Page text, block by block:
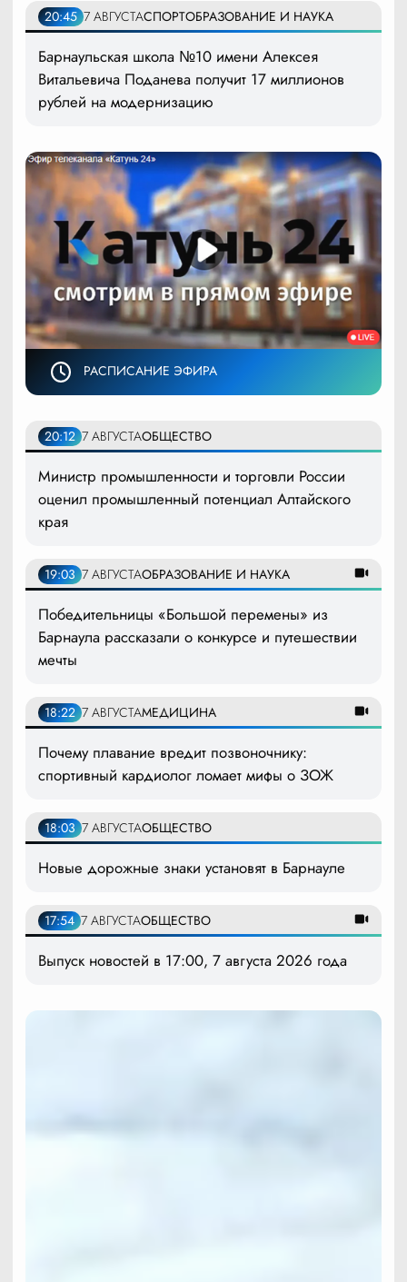
20:45 7 АВГУСТАСПОРТОБРАЗОВАНИЕ И НАУКА
Барнаульская школа №10 имени Алексея
Витальевича Поданева получит 17 миллионов
рублей на модернизацию
РАСПИСАНИЕ ЭФИРА
20:12 7 АВГУСТАОБЩЕСТВО
Министр промышленности и торговли России
оценил промышленный потенциал Алтайского
края
19:03 7 АВГУСТАОБРАЗОВАНИЕ И НАУКА
Победительницы «Большой перемены» из
Барнаула рассказали о конкурсе и путешествии
мечты
18:22 7 АВГУСТАМЕДИЦИНА
Почему плавание вредит позвоночнику:
спортивный кардиолог ломает мифы о ЗОЖ
18:03 7 АВГУСТАОБЩЕСТВО
Новые дорожные знаки установят в Барнауле
17:54 7 АВГУСТАОБЩЕСТВО
Выпуск новостей в 17:00, 7 августа 2026 года